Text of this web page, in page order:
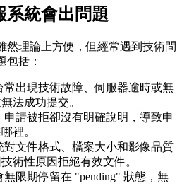
系統會出問題
然理論上方便，但經常遇到技術問
包括：
常出現技術故障、伺服器逾時或無
法成功提交。
申請被拒卻沒有明確說明，導致申
裡。
對文件格式、檔案大小和影像品質
術性原因拒絕有效文件。
無限期停留在 "pending" 狀態，無